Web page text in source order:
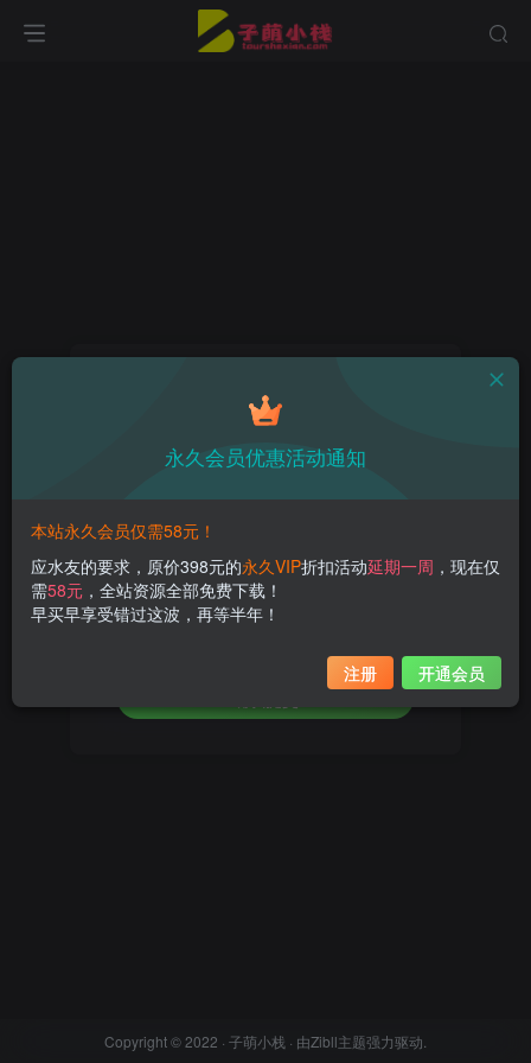
注册
设置新密码
重复密码
Copyright © 2022 · 子萌小栈 · 由Zibll主题强力驱动.
永久会员优惠活动通知
本站永久会员仅需58元！
应水友的要求，原价398元的永久VIP折扣活动延期一周 ，现在仅
需58元 ，全站资源全部免费下载！
早买早享受错过这波，再等半年！
注册 开通会员